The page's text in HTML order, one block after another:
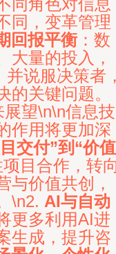
同角色对信息
同，变革管理
回报平衡：数
大量的投入，
并说服决策者
关键问题。
望\n\n信息技
作用将更加深
交付”到“价值
项目合作，转
与价值共创，
\n2. AI与自动
更多利用AI进
生成，提升咨